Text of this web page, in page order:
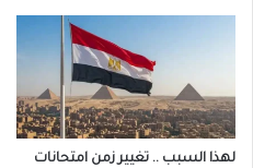
لهذا السبب .. تغيير زمن امتحانات